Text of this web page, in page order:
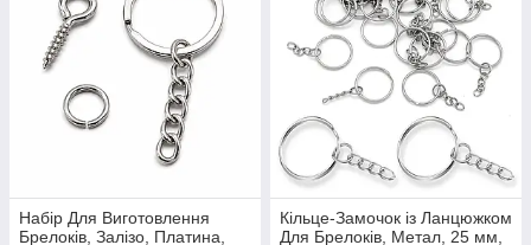
Набір Для Виготовлення
Брелоків, Залізо, Платина,
Кільце-Замочок із Ланцюжком
Для Брелоків, Метал, 25 мм,